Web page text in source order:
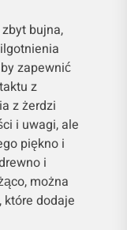
bujna,
zapewnić
z
z żerdzi
i uwagi, ale
piękno i
i
można
dodaje